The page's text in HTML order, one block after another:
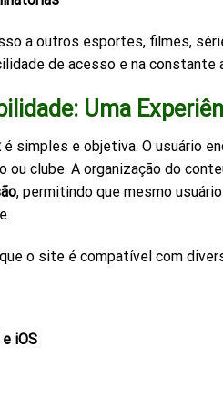
a outros esportes, filmes,
de acesso e na
Uma
é simples e objetiva. O usuário
ou clube. A organização do
, permitindo que mesmo
o site é compatível com
iOS